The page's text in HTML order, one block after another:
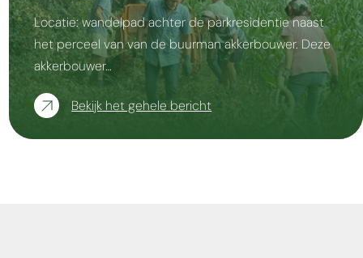
Locatie: wandelpad achter de parkresidentie naast
het perceel van van de buurman akkerbouwer. Deze
akkerbouwer…
Bekijk het gehele bericht